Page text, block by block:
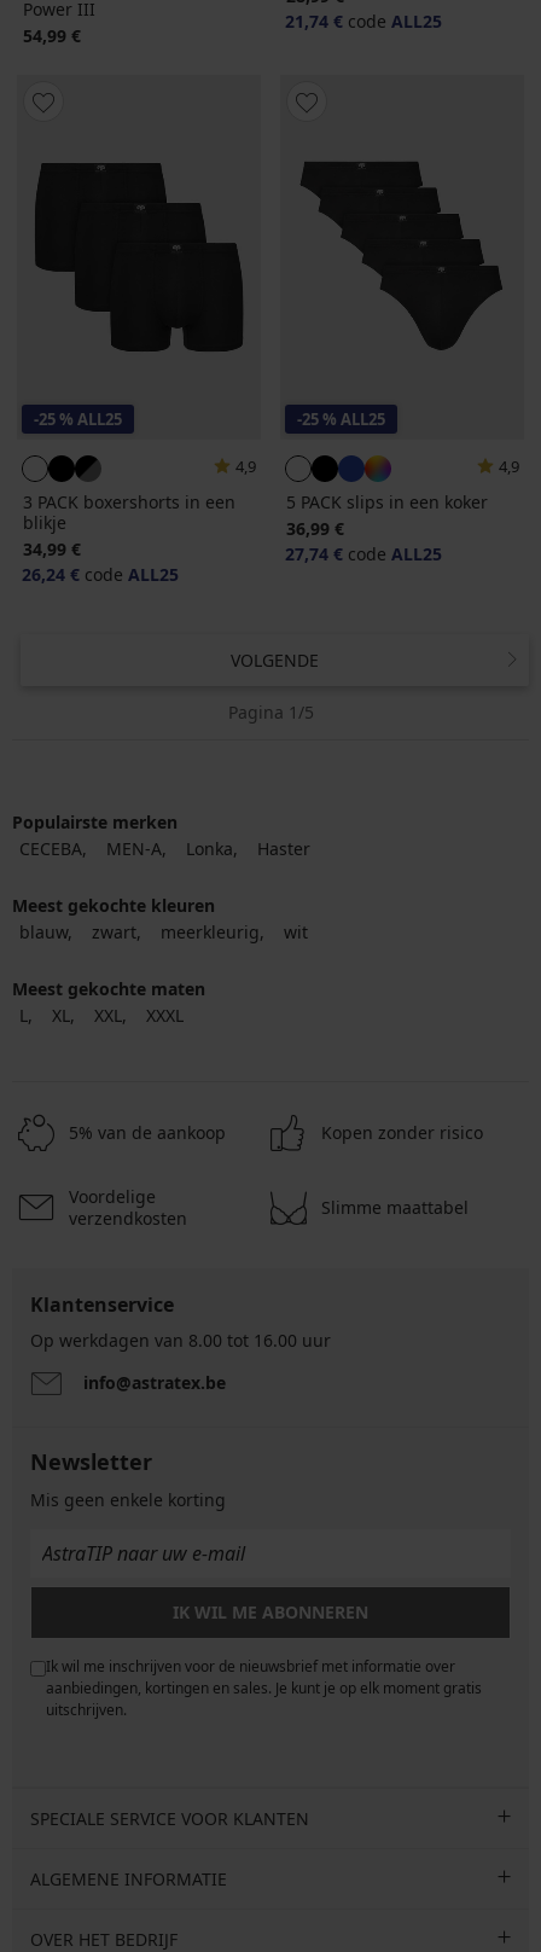
Power III
54,99 €
21,74 € code ALL25
-25 % ALL25
4,9
3 PACK boxershorts in een
blikje
34,99 €
26,24 € code ALL25
-25 % ALL25
4,9
5 PACK slips in een koker
36,99 €
27,74 € code ALL25
VOLGENDE
Pagina 1/5
Populairste merken
CECEBA
MEN-A Lonka Haster
Meest gekochte kleuren
blauw
zwart meerkleurig wit
Meest gekochte maten
L
XL XXL XXXL
5% van de aankoop Kopen zonder risico
Voordelige
verzendkosten
Slimme maattabel
Klantenservice
Op werkdagen van 8.00 tot 16.00 uur
info@astratex.be
Newsletter
Mis geen enkele korting
IK WIL ME ABONNEREN
Ik wil me inschrijven voor de nieuwsbrief met informatie over
aanbiedingen, kortingen en sales. Je kunt je op elk moment gratis
uitschrijven.
SPECIALE SERVICE VOOR KLANTEN
ALGEMENE INFORMATIE
OVER HET BEDRIJF